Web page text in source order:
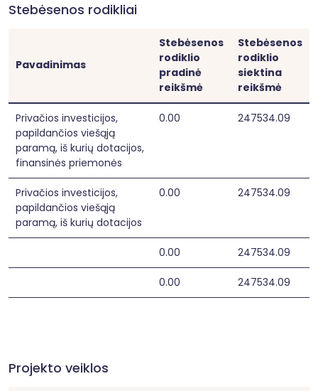
Stebėsenos rodikliai
Pavadinimas
Stebėsenos
rodiklio
pradinė
reikšmė
Stebėsenos
rodiklio
siektina
reikšmė
Privačios investicijos,
papildančios viešąją
paramą, iš kurių dotacijos,
finansinės priemonės
0.00 247534.09
Privačios investicijos,
papildančios viešąją
paramą, iš kurių dotacijos
0.00 247534.09
0.00 247534.09
0.00 247534.09
Projekto veiklos